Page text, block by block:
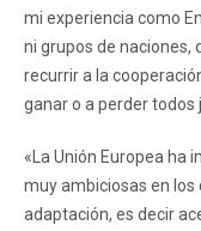
mi experiencia como
ni grupos de naciones,
recurrir a la
ganar o a perder todos
«La Unión Europea ha
muy ambiciosas en los
adaptación, es decir